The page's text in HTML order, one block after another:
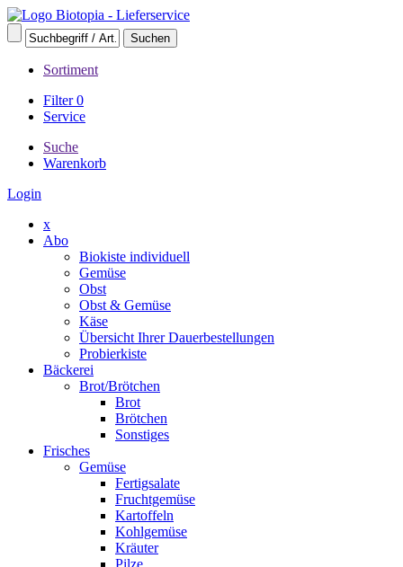
Sortiment
Filter0
Service
Suche
Warenkorb
Login
x
Abo
Biokiste individuell
Gemüse
Obst
Obst & Gemüse
Käse
Übersicht Ihrer Dauerbestellungen
Probierkiste
Bäckerei
Brot/Brötchen
Brot
Brötchen
Sonstiges
Frisches
Gemüse
Fertigsalate
Fruchtgemüse
Kartoffeln
Kohlgemüse
Kräuter
Pilze